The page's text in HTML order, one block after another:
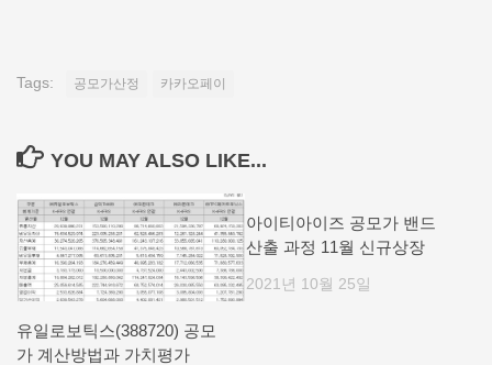
Tags: 공모가산정 카카오페이
YOU MAY ALSO LIKE...
유일로보틱스(388720) 공모
가 계산방법과 가치평가
아이티아이즈 공모가 밴드
산출 과정 11월 신규상장
2021년 10월 25일